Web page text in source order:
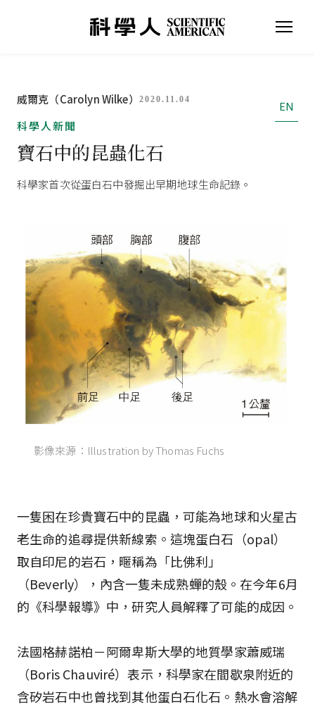
威爾克（Carolyn Wilke） 2020.11.04
EN
科學人新聞
寶石中的昆蟲化石
科學家首次從蛋白石中發掘出早期地球生命記錄。
影像來源：Illustration by Thomas Fuchs
一隻困在珍貴寶石中的昆蟲，可能為地球和火星古
老生命的追尋提供新線索。這塊蛋白石（opal）
取自印尼的岩石，暱稱為「比佛利」
（Beverly），內含一隻未成熟蟬的殼。在今年6月
的《科學報導》中，研究人員解釋了可能的成因。
法國格赫諾柏－阿爾卑斯大學的地質學家蕭威瑞
（Boris Chauviré）表示，科學家在間歇泉附近的
含矽岩石中也曾找到其他蛋白石化石。熱水會溶解